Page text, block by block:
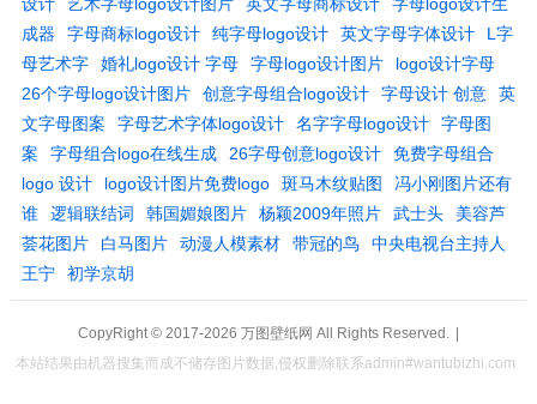
成器
字母商标logo设计 纯字母logo设计 英文字母字体设计
L字
母艺术字
婚礼logo设计 字母 字母logo设计图片
logo设计字母
26个字母logo设计图片
创意字母组合logo设计 字母设计 创意
英
文字母图案
字母艺术字体logo设计 名字字母logo设计
字母图
案
字母组合logo在线生成 26字母创意logo设计
免费字母组合
logo 设计
logo设计图片免费logo 斑马木纹贴图
冯小刚图片还有
谁
逻辑联结词 韩国媚娘图片 杨颖2009年照片 武士头
美容芦
荟花图片
白马图片 动漫人模素材 带冠的鸟
中央电视台主持人
王宁
初学京胡
CopyRight © 2017-2026 万图壁纸网 All Rights Reserved.
|
本站结果由机器搜集而成不储存图片数据,侵权删除联系admin#wantubizhi.com